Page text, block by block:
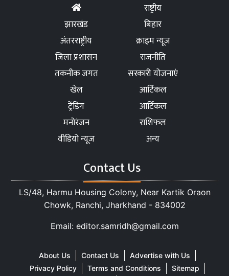
राष्ट्रीय
झारखंड
बिहार
अंतरराष्ट्रीय
क्राइम न्यूज
जिला प्रशासन
राजनीति
तकनीक जगत
सरकारी योजनाएं
खेल
आर्टिकल
ट्रेंडिंग
आर्टिकल
मनोरंजन
राशिफल
वीडियो न्यूज
अन्य
Contact Us
LS/48, Harmu Housing Colony, Near Kartik Oraon
Chowk, Ranchi, Jharkhand - 834002
Email: editor.samridh@gmail.com
About Us Contact Us
Advertise with Us
Privacy Policy
Terms and Conditions
Sitemap